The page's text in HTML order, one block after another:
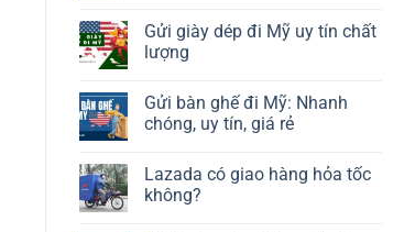
Gửi giày dép đi Mỹ uy tín chất
lượng
Gửi bàn ghế đi Mỹ: Nhanh
chóng, uy tín, giá rẻ
Lazada có giao hàng hỏa tốc
không?